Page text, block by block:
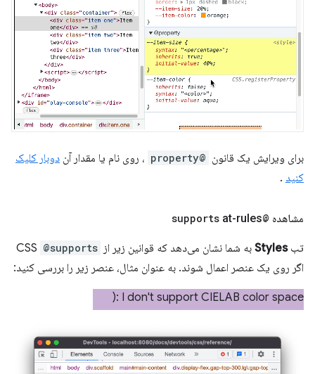
برای ویرایش یک قانون @property ، روی نام یا مقدار آن دوبار کلیک
کنید .
مشاهده @supports
at-rules
تبStyles به شما نشان می‌دهد که قوانین زیر از CSS @supports
اگر روی یک عنصر اعمال شوند. به عنوان مثال، عنصر زیر را بررسی کنید: